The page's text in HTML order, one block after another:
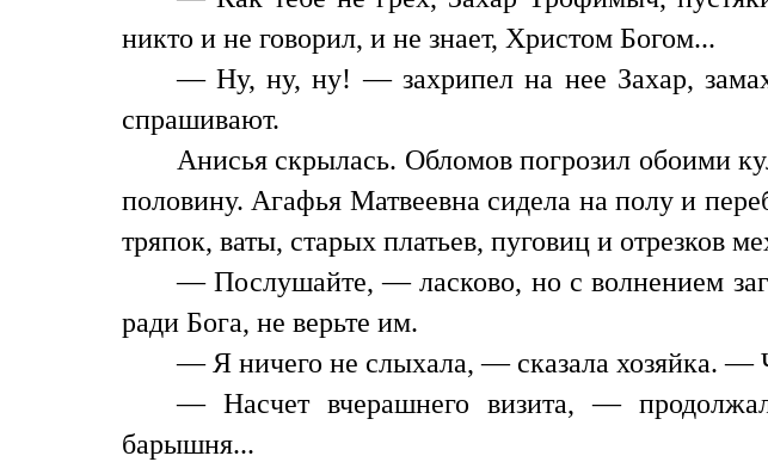
никто и не говорил, и не знает, Христом Богом...
— Ну, ну, ну! — захрипел на нее Захар,
спрашивают.
Анисья скрылась. Обломов погрозил обоими
половину. Агафья Матвеевна сидела на полу и
тряпок, ваты, старых платьев, пуговиц и отрезков
— Послушайте, — ласково, но с волнением
ради Бога, не верьте им.
— Я ничего не слыхала, — сказала хозяйка. —
— Насчет вчерашнего визита, —
барышня...